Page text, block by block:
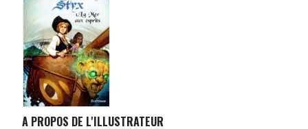
A PROPOS DE L'ILLUSTRATEUR